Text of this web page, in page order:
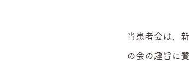
当患者会は、
の会の趣旨に